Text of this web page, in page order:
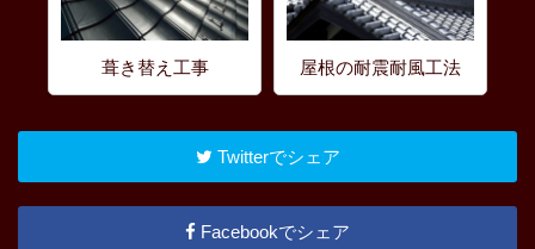
葺き替え工事 屋根の耐震耐風工法
Twitterでシェア
Facebookでシェア